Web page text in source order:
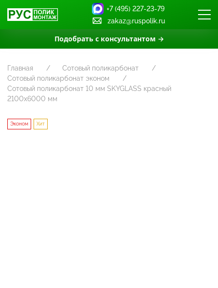
Подобрать с консультантом →
+7 (495) 227-23-79
zakaz@ruspolik.ru
Главная
Сотовый поликарбонат
Сотовый поликарбонат эконом
Сотовый поликарбонат 10 мм SKYGLASS красный
2100х6000 мм
Эконом Хит